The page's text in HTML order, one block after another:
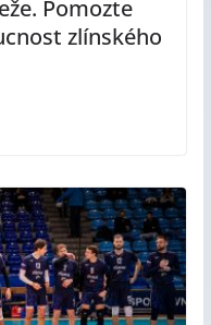
Pomozte
zlínského